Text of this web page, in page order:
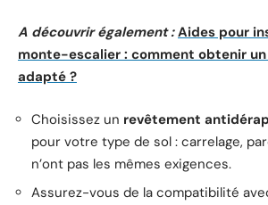
A découvrir également : Aides pour
monte-escalier : comment obtenir
adapté ?
Choisissez un revêtement
pour votre type de sol : carrelage,
n’ont pas les mêmes exigences.
Assurez-vous de la compatibilité